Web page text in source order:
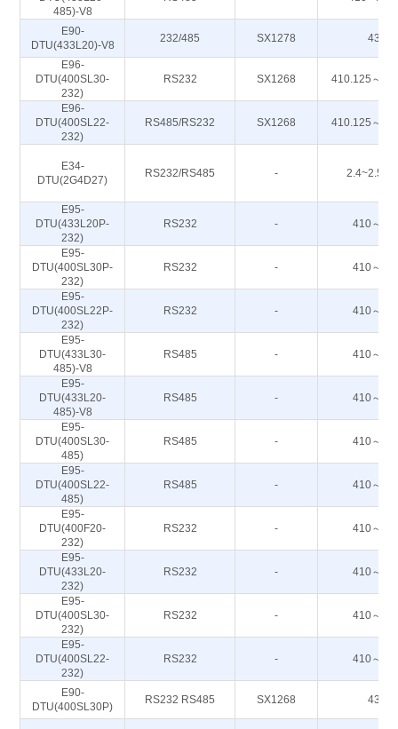
485)-V8
E90-
DTU(433L20)-V8
232/485 SX1278 433M
E96-
DTU(400SL30-
232)
RS232 SX1268 410.125～
E96-
DTU(400SL22-
232)
RS485/RS232 SX1268 410.125～
E34-
DTU(2G4D27)
RS232/RS485 -
E95-
DTU(433L20P-
232)
RS232 - 410～
E95-
DTU(400SL30P-
232)
RS232 - 410～
E95-
DTU(400SL22P-
232)
RS232 - 410～
E95-
DTU(433L30-
485)-V8
RS485 - 410～
E95-
DTU(433L20-
485)-V8
RS485 - 410～
E95-
DTU(400SL30-
485)
RS485 - 410～
E95-
DTU(400SL22-
485)
RS485 - 410～
E95-
DTU(400F20-
232)
RS232 - 410～
E95-
DTU(433L20-
232)
RS232 - 410～
E95-
DTU(400SL30-
232)
RS232 - 410～
E95-
DTU(400SL22-
232)
RS232 - 410～
E90-
DTU(400SL30P)
RS232 RS485 SX1268 433M